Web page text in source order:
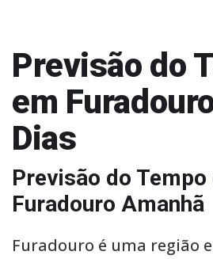
Previsão do
em
Dias
Previsão do Tempo
Furadouro Amanhã
Furadouro é uma região